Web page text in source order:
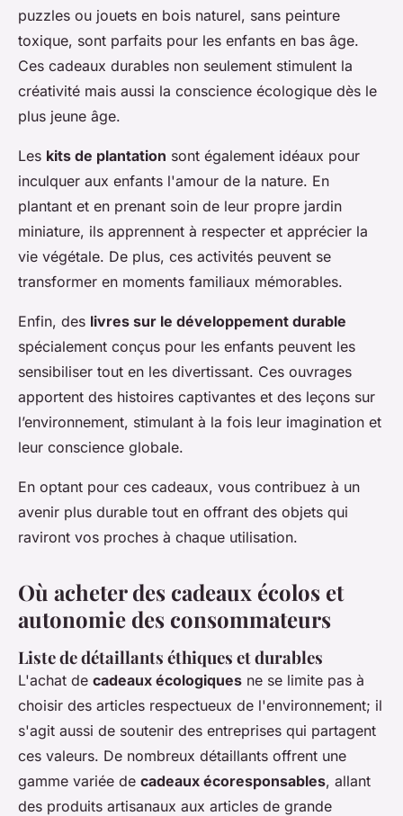
puzzles ou jouets en bois naturel, sans peinture
toxique, sont parfaits pour les enfants en bas âge.
Ces cadeaux durables non seulement stimulent la
créativité mais aussi la conscience écologique dès le
plus jeune âge.
Les kits de plantation sont également idéaux pour
inculquer aux enfants l'amour de la nature. En
plantant et en prenant soin de leur propre jardin
miniature, ils apprennent à respecter et apprécier la
vie végétale. De plus, ces activités peuvent se
transformer en moments familiaux mémorables.
Enfin, des livres sur le développement durable
spécialement conçus pour les enfants peuvent les
sensibiliser tout en les divertissant. Ces ouvrages
apportent des histoires captivantes et des leçons sur
l’environnement, stimulant à la fois leur imagination et
leur conscience globale.
En optant pour ces cadeaux, vous contribuez à un
avenir plus durable tout en offrant des objets qui
raviront vos proches à chaque utilisation.
Où acheter des cadeaux écolos et
autonomie des consommateurs
Liste de détaillants éthiques et durables
L'achat de cadeaux écologiques ne se limite pas à
choisir des articles respectueux de l'environnement; il
s'agit aussi de soutenir des entreprises qui partagent
ces valeurs. De nombreux détaillants offrent une
gamme variée de cadeaux écoresponsables, allant
des produits artisanaux aux articles de grande